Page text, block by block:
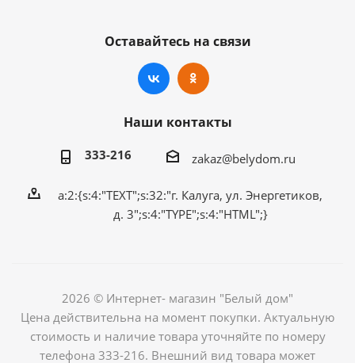
Оставайтесь на связи
Наши контакты
333-216 zakaz@belydom.ru
a:2:{s:4:"TEXT";s:32:"г. Калуга, ул. Энергетиков,
д. 3";s:4:"TYPE";s:4:"HTML";}
2026 © Интернет- магазин "Белый дом"
Цена действительна на момент покупки. Актуальную
стоимость и наличие товара уточняйте по номеру
телефона 333-216. Внешний вид товара может